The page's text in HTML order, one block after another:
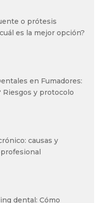
o prótesis
es la mejor opción?
en Fumadores:
Riesgos y protocolo
causas y
dental: Cómo